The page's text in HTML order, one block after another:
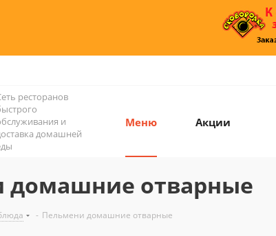
ресторанов
и
домашней
Меню Акции
домашние отварные
- Пельмени домашние отварные